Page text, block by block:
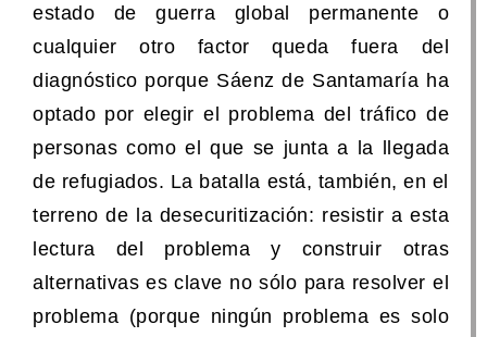
estado de guerra global permanente o
cualquier otro factor queda fuera del
diagnóstico porque Sáenz de Santamaría ha
optado por elegir el problema del tráfico de
personas como el que se junta a la llegada
de refugiados. La batalla está, también, en el
terreno de la desecuritización: resistir a esta
lectura del problema y construir otras
alternativas es clave no sólo para resolver el
problema (porque ningún problema es solo